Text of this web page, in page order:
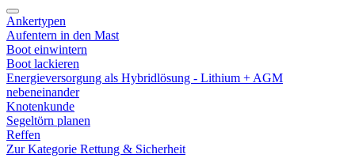
Ankertypen
Aufentern in den Mast
Boot einwintern
Boot lackieren
Energieversorgung als Hybridlösung - Lithium + AGM
nebeneinander
Knotenkunde
Segeltörn planen
Reffen
Zur Kategorie Rettung & Sicherheit